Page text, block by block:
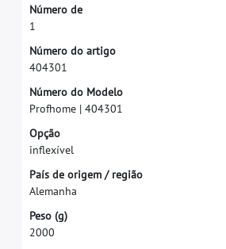
Número de
1
Número do artigo
404301
Número do Modelo
Profhome | 404301
Opção
infexível
País de origem / região
Alemanha
Peso (g)
2000